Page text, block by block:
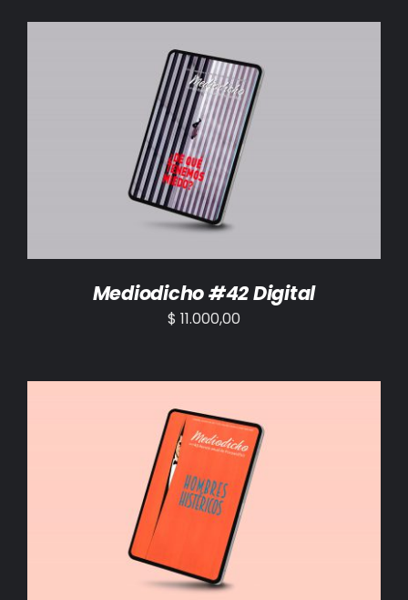
AÑADIR AL CARRITO /
Mediodicho #42 Digital
$ 11.000,00
AÑADIR AL CARRITO /